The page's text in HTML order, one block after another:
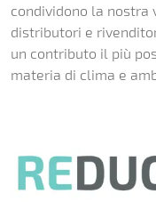
condividono la nostra
distributori e
un contributo il più
materia di clima e